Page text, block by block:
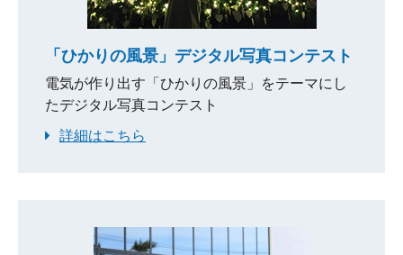
「ひかりの風景」デジタル写真コンテスト
電気が作り出す「ひかりの風景」をテーマにし
たデジタル写真コンテスト
詳細はこちら